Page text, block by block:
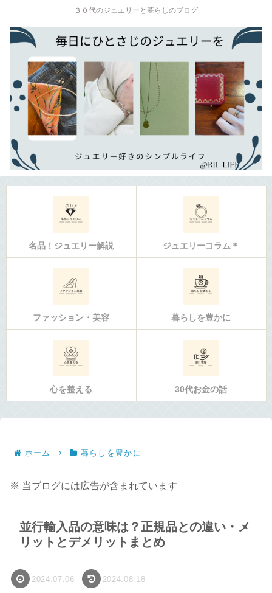
３０代のジュエリーと暮らしのブログ
名品！ジュエリー解説 ジュエリーコラム＊
ファッション・美容 暮らしを豊かに
心を整える 30代お金の話
ホーム 暮らしを豊かに
※ 当ブログには広告が含まれています
並行輸入品の意味は？正規品との違い・メ
リットとデメリットまとめ
2024.07.06 2024.08.18